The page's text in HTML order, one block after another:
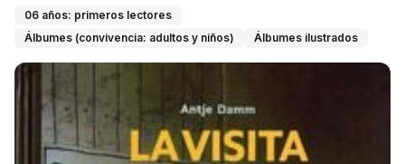
06 años: primeros lectores
Álbumes (convivencia: adultos y niños)
Álbumes ilustrados